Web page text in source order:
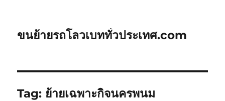
ขนย้ายรถโลวเบททั่วประเทศ.com
Tag: ย้ายเฉพาะกิจนครพนม